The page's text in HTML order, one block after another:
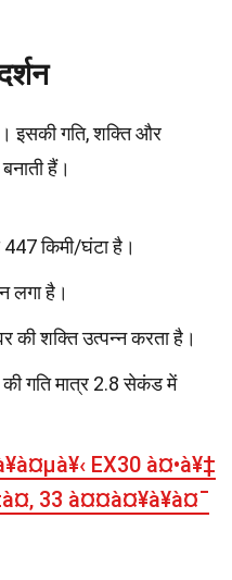
इसकी गति, शक्ति और
हैं।
447 किमी/घंटा है।
लगा है।
की शक्ति उत्पन्न करता है।
गति मात्र 2.8 सेकंड में
EX30 à¤•à¥‡
33 à¤¤à¤¥à¥à¤¯